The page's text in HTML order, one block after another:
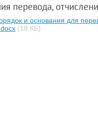
перевода,
и основания для
(18 КБ)